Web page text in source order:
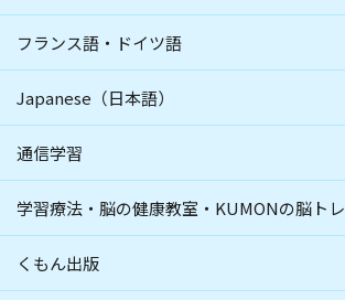
フランス語・ドイツ語
Japanese（日本語）
通信学習
学習療法・脳の健康教室・KUMONの脳トレ
くもん出版